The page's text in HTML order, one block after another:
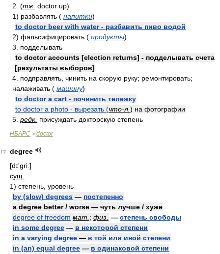
2. (тж. doctor up)
1) разбавлять ( напитки)
to doctor beer with water - разбавить пиво водой
2) фальсифицировать ( продукты)
3. подделывать
to doctor accounts [election returns] - подделывать счета
[результаты выборов]
4. подправлять, чинить на скорую руку; ремонтировать;
налаживать ( машину)
to doctor a cart - починить тележку
to doctor a photo - вырезать (что-л. ) на фотографии
5. редк. присуждать докторскую степень
НБАРС > doctor
17
degree
[dɪ'griː]
сущ.
1) степень, уровень
by (slow) degrees — постепенно
a degree better / worse — чуть лучше / хуже
degree of freedom мат. ; физ. — степень свободы
in some degree — в некоторой степени
in a varying degree — в той или иной степени
in (an) equal degree — в одинаковой степени